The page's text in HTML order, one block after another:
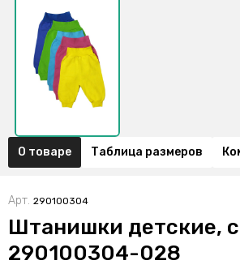
О товаре Таблица размеров
Арт. 290100304
Штанишки детские,
290100304-028